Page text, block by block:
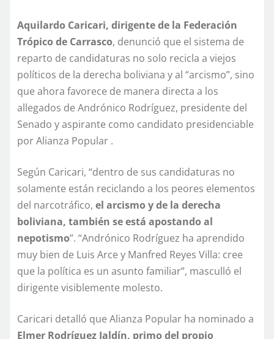
Aquilardo Caricari, dirigente de la Federación
Trópico de Carrasco, denunció que el sistema de
reparto de candidaturas no solo recicla a viejos
políticos de la derecha boliviana y al “arcismo”, sino
que ahora favorece de manera directa a los
allegados de Andrónico Rodríguez, presidente del
Senado y aspirante como candidato presidenciable
por Alianza Popular .
Según Caricari, “dentro de sus candidaturas no
solamente están reciclando a los peores elementos
del narcotráfico, el arcismo y de la derecha
boliviana, también se está apostando al
nepotismo”. “Andrónico Rodríguez ha aprendido
muy bien de Luis Arce y Manfred Reyes Villa: cree
que la política es un asunto familiar”, masculló el
dirigente visiblemente molesto.
Caricari detalló que Alianza Popular ha nominado a
Elmer Rodríguez Jaldín, primo del propio